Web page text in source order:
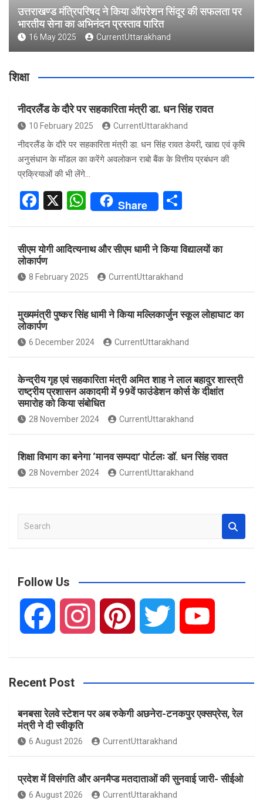
उत्तराखण्ड मंत्रिपरिषद ने किया ऑपरेशन सिंदूर की सफलता पर
भारतीय सेना का अभिनंदन प्रस्ताव पारित
16 May 2025 CurrentUttarakhand
शिक्षा
नीदरलैंड के दौरे पर सहकारिता मंत्री डा. धन सिंह रावत
10 February 2025 CurrentUttarakhand
नीदरलैंड के दौरे पर सहकारिता मंत्री डा. धन सिंह रावत डेयरी, खाद्य एवं कृषि
अनुसंधान के मॉडल का करेंगे अवलोकन राबो बैंक के वित्तीय प्रबंधन की
प्रक्रियाओं की भी लेंगे…
F
ce
b
o
o
k
X
W
s
A
p
p
Share
ar
e
सीएम योगी आदित्यनाथ और सीएम धामी ने किया विद्यालयों का
लोकार्पण
8 February 2025 CurrentUttarakhand
मुख्यमंत्री पुष्कर सिंह धामी ने किया मल्लिकार्जुन स्कूल लोहाघाट का
लोकार्पण
6 December 2024 CurrentUttarakhand
केन्द्रीय गृह एवं सहकारिता मंत्री अमित शाह ने लाल बहादुर शास्त्री
राष्ट्रीय प्रशासन अकादमी में 99वें फाउंडेशन कोर्स के दीक्षांत
समारोह को किया संबोधित
28 November 2024 CurrentUttarakhand
शिक्षा विभाग का बनेगा ‘मानव सम्पदा’ पोर्टलः डॉ. धन सिंह रावत
28 November 2024 CurrentUttarakhand
a
c
Follow Us
c
e
b
o
s
a
g
n
e
r
i
t
e
u
T
u
Recent Post
बनबसा रेलवे स्टेशन पर अब रुकेगी अछनेरा-टनकपुर एक्सप्रेस, रेल
मंत्री ने दी स्वीकृति
6 August 2026 CurrentUttarakhand
प्रदेश में विसंगति और अनमैप्ड मतदाताओं की सुनवाई जारी- सीईओ
6 August 2026 CurrentUttarakhand